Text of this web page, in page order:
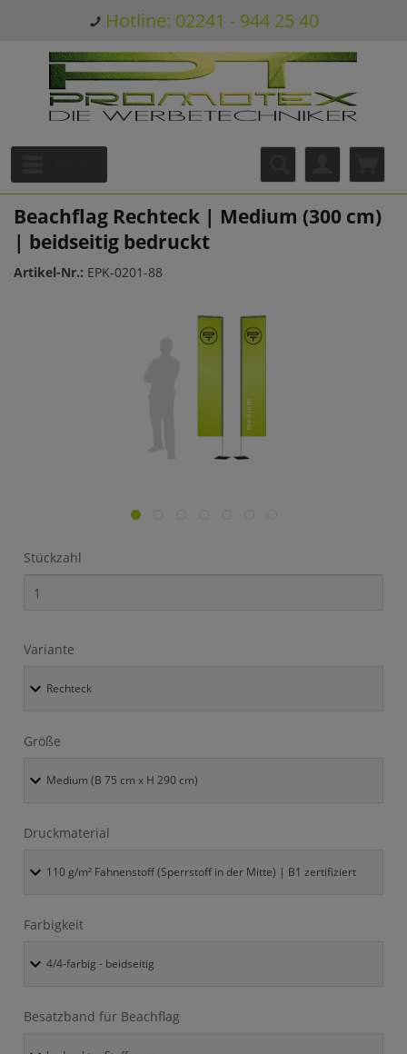
Hotline: 02241 - 944 25 40
Beachflag Rechteck | Medium (300 cm)
| beidseitig bedruckt
Artikel-Nr.: EPK-0201-88
Stückzahl
Variante
Größe
Druckmaterial
Farbigkeit
Besatzband für Beachflag